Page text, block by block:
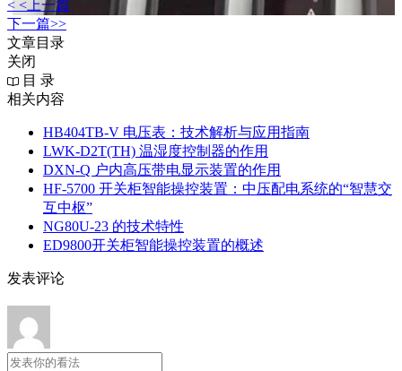
< <上一篇
下一篇>>
文章目录
关闭
目 录
相关内容
HB404TB-V 电压表：技术解析与应用指南
LWK‑D2T(TH) 温湿度控制器的作用
DXN‑Q 户内高压带电显示装置的作用
HF-5700 开关柜智能操控装置：中压配电系统的“智慧交
互中枢”
NG80U-23 的技术特性
ED9800开关柜智能操控装置的概述
发表评论